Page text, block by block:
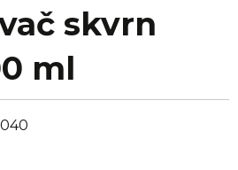
skvrn
ml